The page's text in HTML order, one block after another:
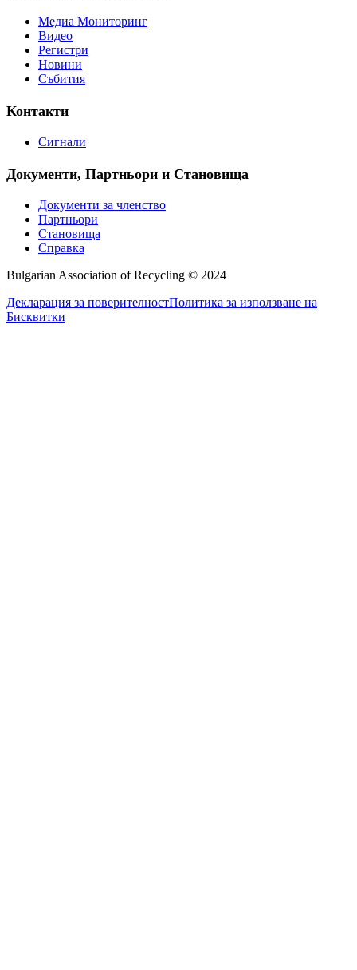
Медиа Мониторинг
Видео
Регистри
Новини
Събития
Контакти
Сигнали
Документи, Партньори и Становища
Документи за членство
Партньори
Становища
Справка
Bulgarian Association of Recycling © 2024
Декларация за поверителностПолитика за използване на
Бисквитки